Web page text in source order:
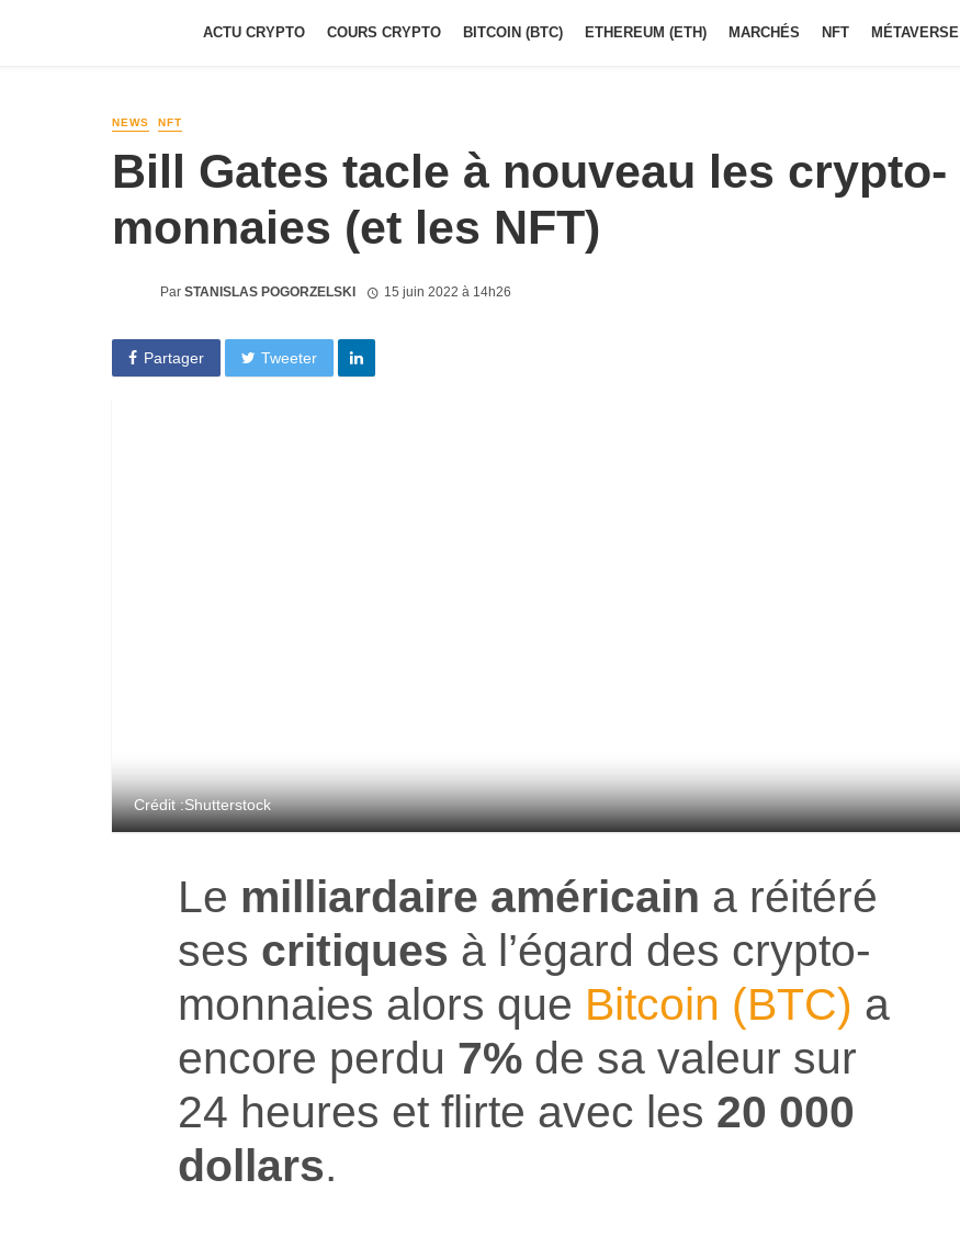
ACTU CRYPTO COURS CRYPTO BITCOIN (BTC) ETHEREUM (ETH) MARCHÉS NFT MÉTAVERSE
NEWS NFT
Bill Gates tacle à nouveau les crypto-
monnaies (et les NFT)
Par STANISLAS POGORZELSKI 15 juin 2022 à 14h26
Partager Tweeter
Crédit :Shutterstock
Le milliardaire américain a réitéré
ses critiques à l’égard des crypto-
monnaies alors que Bitcoin (BTC) a
encore perdu 7% de sa valeur sur
24 heures et flirte avec les 20 000
dollars.